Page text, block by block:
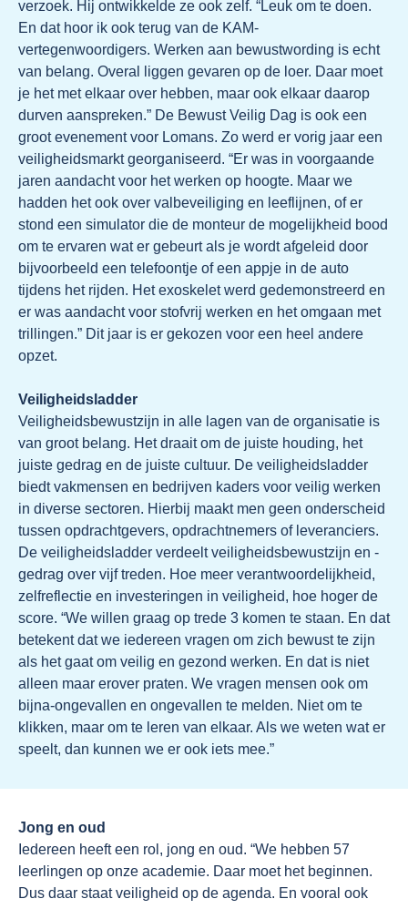
verzoek. Hij ontwikkelde ze ook zelf. “Leuk om te doen.
En dat hoor ik ook terug van de KAM-
vertegenwoordigers. Werken aan bewustwording is echt
van belang. Overal liggen gevaren op de loer. Daar moet
je het met elkaar over hebben, maar ook elkaar daarop
durven aanspreken.” De Bewust Veilig Dag is ook een
groot evenement voor Lomans. Zo werd er vorig jaar een
veiligheidsmarkt georganiseerd. “Er was in voorgaande
jaren aandacht voor het werken op hoogte. Maar we
hadden het ook over valbeveiliging en leeflijnen, of er
stond een simulator die de monteur de mogelijkheid bood
om te ervaren wat er gebeurt als je wordt afgeleid door
bijvoorbeeld een telefoontje of een appje in de auto
tijdens het rijden. Het exoskelet werd gedemonstreerd en
er was aandacht voor stofvrij werken en het omgaan met
trillingen.” Dit jaar is er gekozen voor een heel andere
opzet.
Veiligheidsladder
Veiligheidsbewustzijn in alle lagen van de organisatie is
van groot belang. Het draait om de juiste houding, het
juiste gedrag en de juiste cultuur. De veiligheidsladder
biedt vakmensen en bedrijven kaders voor veilig werken
in diverse sectoren. Hierbij maakt men geen onderscheid
tussen opdrachtgevers, opdrachtnemers of leveranciers.
De veiligheidsladder verdeelt veiligheidsbewustzijn en -
gedrag over vijf treden. Hoe meer verantwoordelijkheid,
zelfreflectie en investeringen in veiligheid, hoe hoger de
score. “We willen graag op trede 3 komen te staan. En dat
betekent dat we iedereen vragen om zich bewust te zijn
als het gaat om veilig en gezond werken. En dat is niet
alleen maar erover praten. We vragen mensen ook om
bijna-ongevallen en ongevallen te melden. Niet om te
klikken, maar om te leren van elkaar. Als we weten wat er
speelt, dan kunnen we er ook iets mee.”
Jong en oud
Iedereen heeft een rol, jong en oud. “We hebben 57
leerlingen op onze academie. Daar moet het beginnen.
Dus daar staat veiligheid op de agenda. En vooral ook